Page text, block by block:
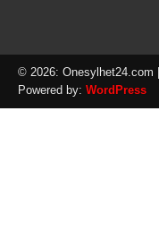
© 2026: Onesylhet24.com
Powered by: WordPress